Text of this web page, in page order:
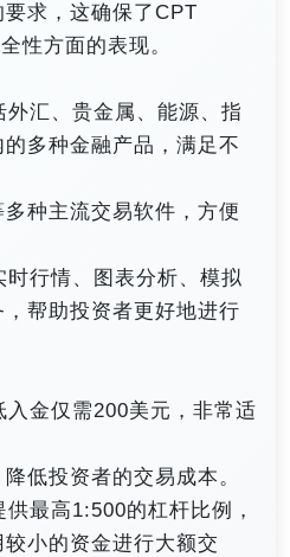
求，这确保了CPT
性方面的表现。
汇、贵金属、能源、指
多种金融产品，满足不
种主流交易软件，方便
行情、图表分析、模拟
帮助投资者更好地进行
金仅需200美元，非常适
低投资者的交易成本。
最高1:500的杠杆比例，
小的资金进行大额交